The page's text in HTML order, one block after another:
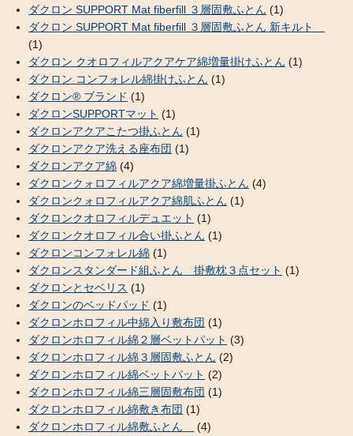
ダクロン SUPPORT Mat fiberfill ３層固敷ふとん (1)
ダクロン SUPPORT Mat fiberfill ３層固敷ふとん 新キルト
(1)
ダクロン クオロフィルアクアケア綿増量掛けふとん (1)
ダクロン コンフォレル綿掛けふとん (1)
ダクロン® ブランド (1)
ダクロンSUPPORTマット (1)
ダクロンアクアこたつ掛ふとん (1)
ダクロンアクア洗える座布団 (1)
ダクロンアクア綿 (4)
ダクロンクォロフィルアクア綿増量掛ふとん (4)
ダクロンクォロフィルアクア綿肌ふとん (1)
ダクロンクオロフィルデュエット (1)
ダクロンクオロフィル合い掛ふとん (1)
ダクロンコンフォレル綿 (1)
ダクロンスタンダード組ふとん 掛敷枕３点セット (1)
ダクロンとセベリス (1)
ダクロンのベッドパッド (1)
ダクロンホロフィル中綿入り敷布団 (1)
ダクロンホロフィル綿２層ベットパット (3)
ダクロンホロフィル綿３層固敷ふとん (2)
ダクロンホロフィル綿ベットパット (2)
ダクロンホロフィル綿三層固敷布団 (1)
ダクロンホロフィル綿敷き布団 (1)
ダクロンホロフィル綿敷ふとん
(4)